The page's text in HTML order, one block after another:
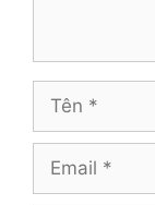
Tên
Email